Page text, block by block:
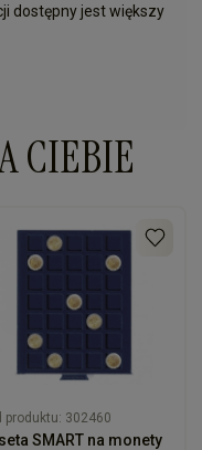
dostępny jest większy
CIEBIE
produktu: 302460
SMART na monety